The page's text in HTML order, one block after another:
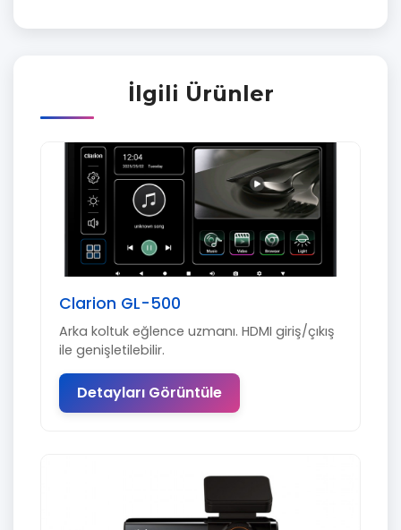
İlgili Ürünler
Clarion GL-500
Arka koltuk eğlence uzmanı. HDMI giriş/çıkış
ile genişletilebilir.
Detayları Görüntüle